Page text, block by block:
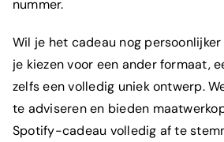
nummer.
Wil je het cadeau nog
je kiezen voor een ander formaat,
zelfs een volledig uniek ontwerp.
te adviseren en bieden
Spotify-cadeau volledig af te